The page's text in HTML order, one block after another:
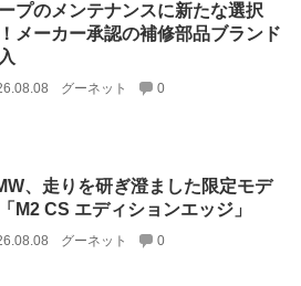
プのメンテナンスに新たな選択
メーカー承認の補修部品ブランド
グーネット 0
、走りを研ぎ澄ました限定モデ
M2 CS エディションエッジ」
グーネット 0